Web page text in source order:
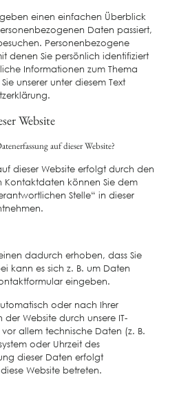
einen einfachen Überblick
Daten passiert,
Personenbezogene
denen Sie persönlich identifiziert
Informationen zum Thema
unserer unter diesem Text
Website
auf dieser Website?
dieser Website erfolgt durch den
Kontaktdaten können Sie dem
Stelle“ in dieser
dadurch erhoben, dass Sie
kann es sich z. B. um Daten
eingeben.
oder nach Ihrer
Website durch unsere IT-
vor allem technische Daten (z. B.
oder Uhrzeit des
dieser Daten erfolgt
Website betreten.